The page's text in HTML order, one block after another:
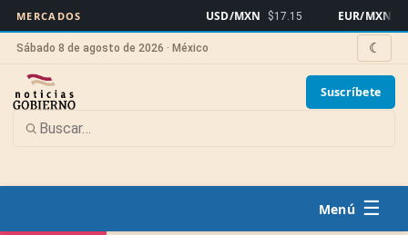
MERCADOS USD/MXN $17.15 EUR/MXN
Sábado 8 de agosto de 2026 · México ☾
Suscríbete
☰